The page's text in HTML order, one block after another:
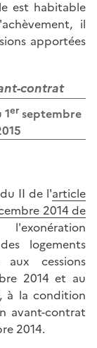
est habitable
il
apportées
contrat
1er septembre
II de l'article
2014 de
logements
cessions
2014 et au
à la condition
avant-contrat
2014.